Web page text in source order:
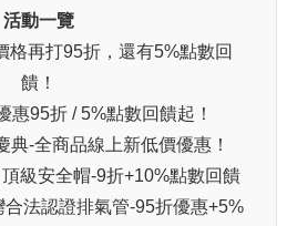
活動一覽
格再打95折，還有5%點數回
饋！
惠95折 / 5%點數回饋起！
典-全商品線上新低價優惠！
級安全帽-9折+10%點數回饋
合法認證排氣管-95折優惠+5%